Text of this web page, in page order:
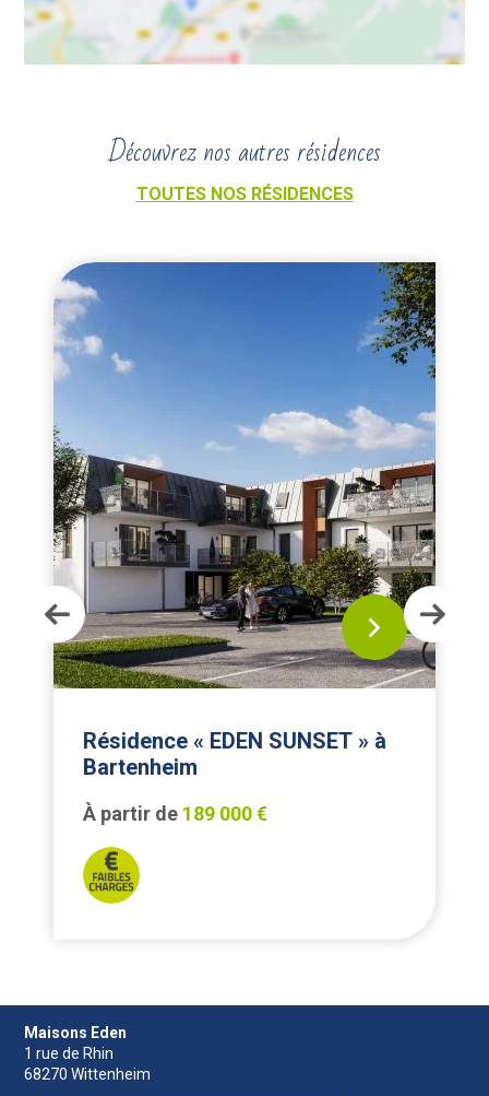
Découvrez nos autres résidences
TOUTES NOS RÉSIDENCES
Résidence « EDEN SUNSET » à
Bartenheim
À partir de 189 000 €
Faibles charges
Maisons Eden
1 rue de Rhin
68270 Wittenheim